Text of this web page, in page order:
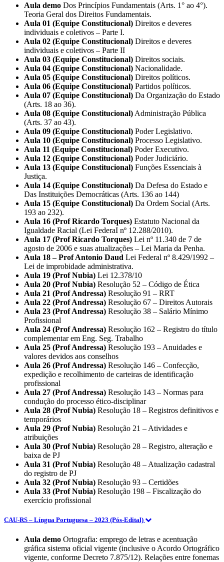
Aula demo Dos Princípios Fundamentais (Arts. 1° ao 4°).
Teoria Geral dos Direitos Fundamentais.
Aula 01 (Equipe Constitucional) Direitos e deveres
individuais e coletivos – Parte I.
Aula 02 (Equipe Constitucional) Direitos e deveres
individuais e coletivos – Parte II
Aula 03 (Equipe Constitucional) Direitos sociais.
Aula 04 (Equipe Constitucional) Nacionalidade.
Aula 05 (Equipe Constitucional) Direitos políticos.
Aula 06 (Equipe Constitucional) Partidos políticos.
Aula 07 (Equipe Constitucional) Da Organização do Estado
(Arts. 18 ao 36).
Aula 08 (Equipe Constitucional) Administração Pública
(Arts. 37 ao 43).
Aula 09 (Equipe Constitucional) Poder Legislativo.
Aula 10 (Equipe Constitucional) Processo Legislativo.
Aula 11 (Equipe Constitucional) Poder Executivo.
Aula 12 (Equipe Constitucional) Poder Judiciário.
Aula 13 (Equipe Constitucional) Funções Essenciais à
Justiça.
Aula 14 (Equipe Constitucional) Da Defesa do Estado e
Das Instituições Democráticas (Arts. 136 ao 144)
Aula 15 (Equipe Constitucional) Da Ordem Social (Arts.
193 ao 232).
Aula 16 (Prof Ricardo Torques) Estatuto Nacional da
Igualdade Racial (Lei FederaI nº 12.288/2010).
Aula 17 (Prof Ricardo Torques) Lei nº 11.340 de 7 de
agosto de 2006 e suas atualizações – Lei Maria da Penha.
Aula 18 – Prof Antonio Daud Lei Federal nº 8.429/1992 –
Lei de improbidade administrativa.
Aula 19 (Prof Nubia) Lei 12.378/10
Aula 20 (Prof Nubia) Resolução 52 – Código de Ética
Aula 21 (Prof Andressa) Resolução 91 – RRT
Aula 22 (Prof Andressa) Resolução 67 – Direitos Autorais
Aula 23 (Prof Andressa) Resolução 38 – Salário Mínimo
Profissional
Aula 24 (Prof Andressa) Resolução 162 – Registro do título
complementar em Eng. Seg. Trabalho
Aula 25 (Prof Andressa) Resolução 193 – Anuidades e
valores devidos aos conselhos
Aula 26 (Prof Andressa) Resolução 146 – Confecção,
expedição e recolhimento de carteiras de identificação
profissional
Aula 27 (Prof Andressa) Resolução 143 – Normas para
condução do processo ético-disciplinar
Aula 28 (Prof Nubia) Resolução 18 – Registros definitivos e
temporários
Aula 29 (Prof Nubia) Resolução 21 – Atividades e
atribuições
Aula 30 (Prof Nubia) Resolução 28 – Registro, alteração e
baixa de PJ
Aula 31 (Prof Nubia) Resolução 48 – Atualização cadastral
do registro de PJ
Aula 32 (Prof Nubia) Resolução 93 – Certidões
Aula 33 (Prof Nubia) Resolução 198 – Fiscalização do
exercício profissional
CAU-RS – Língua Portuguesa – 2023 (Pós-Edital)
Aula demo Ortografia: emprego de letras e acentuação
gráfica sistema oficial vigente (inclusive o Acordo Ortográfico
vigente, conforme Decreto 7.875/12). Relações entre fonemas